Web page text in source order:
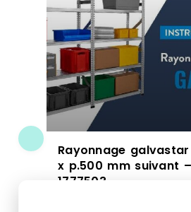
Rayonnage galvastar
x p.500 mm suivant –
1777503